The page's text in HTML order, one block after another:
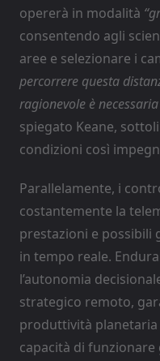
opererà in modalità
consentendo agli
aree e selezionare i
percorrere questa
ragionevole è
spiegato Keane,
condizioni così
Parallelamente, i
costantemente la
prestazioni e possibili
in tempo reale.
l’autonomia
strategico remoto,
produttività planetaria
capacità di